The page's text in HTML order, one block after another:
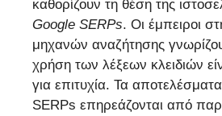
καθορίζουν τη θέση της
Google SERPs. Οι έμπειροι
μηχανών αναζήτησης
χρήση των λέξεων κλειδιών
για επιτυχία. Τα
SERPs επηρεάζονται από